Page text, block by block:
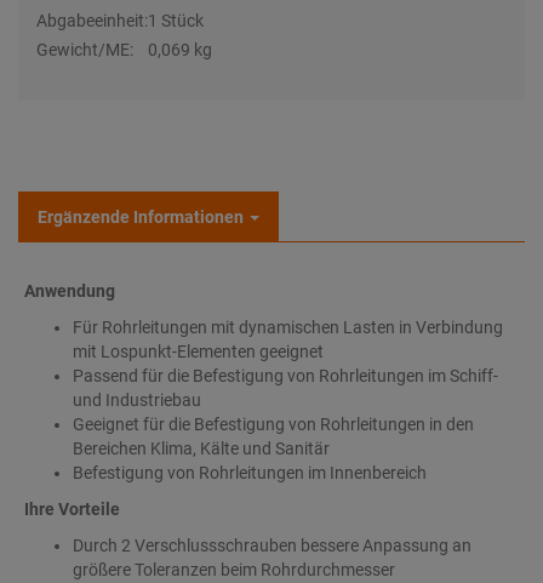
Abgabeeinheit:1 Stück
Gewicht/ME:
0,069 kg
Ergänzende Informationen
Anwendung
Für Rohrleitungen mit dynamischen Lasten in Verbindung
mit Lospunkt-Elementen geeignet
Passend für die Befestigung von Rohrleitungen im Schiff-
und Industriebau
Geeignet für die Befestigung von Rohrleitungen in den
Bereichen Klima, Kälte und Sanitär
Befestigung von Rohrleitungen im Innenbereich
Ihre Vorteile
Durch 2 Verschlussschrauben bessere Anpassung an
größere Toleranzen beim Rohrdurchmesser